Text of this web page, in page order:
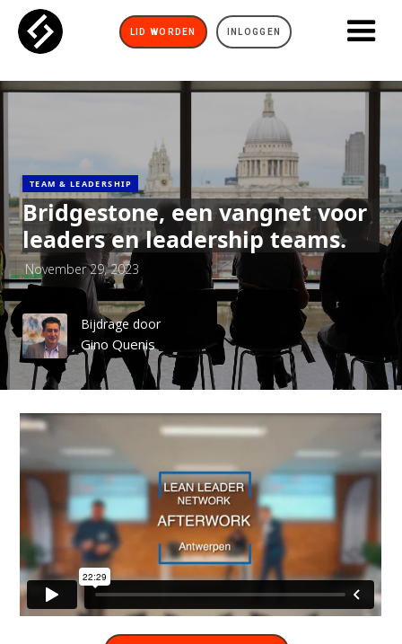
LID WORDEN INLOGGEN
TEAM & LEADERSHIP
Bridgestone, een vangnet voor
leaders en leadership teams.
November 29, 2023
Bijdrage door
Gino Quenis